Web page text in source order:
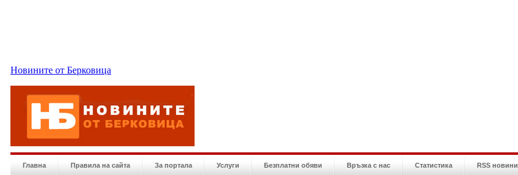
Новините от Берковица
Главна Правила на сайта За портала Услуги Безплатни обяви Връзка с нас Статистика RSS новини